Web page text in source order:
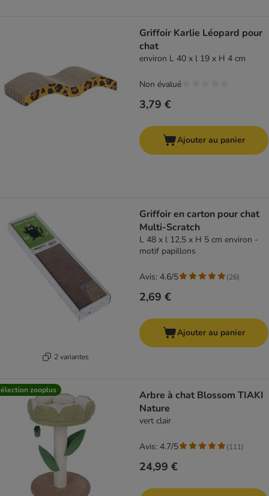
Griffoir Karlie Léopard pour
chat
environ L 40 x l 19 x H 4 cm
3,79 €
Non évalué
Ajouter au panier
2 variantes
Griffoir en carton pour chat
Multi-Scratch
L 48 x l 12,5 x H 5 cm environ -
motif papillons
2,69 €
Avis: 4.6/5 (26)
Ajouter au panier
zooplus
Arbre à chat Blossom TIAKI
Nature
vert clair
24,99 €
Avis: 4.7/5 (111)